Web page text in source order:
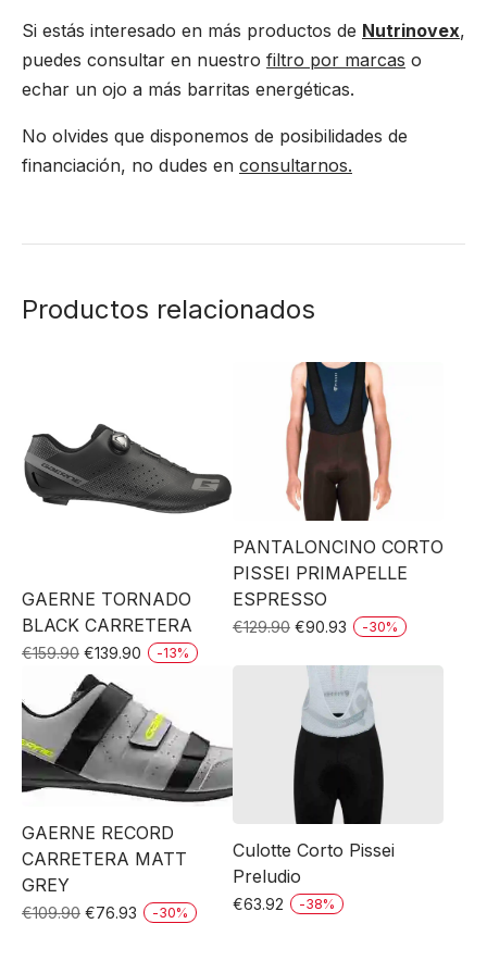
Si estás interesado en más productos de Nutrinovex,
puedes consultar en nuestro filtro por marcas o
echar un ojo a más barritas energéticas.
No olvides que disponemos de posibilidades de
financiación, no dudes en consultarnos.
Productos relacionados
GAERNE TORNADO
BLACK CARRETERA
€159.90 El
precio
original
era:
€159.90.
€139.90 El
actual
es:
€139.90.
-13%
producto
tiene
múltiples
variantes.
Las
opciones
se
pueden
PANTALONCINO CORTO
PISSEI PRIMAPELLE
ESPRESSO
€129.90 El
original
era:
€129.90.
€90.93 El
es:
€90.93.
-30%
múltiples
variantes.
Las
opciones
se
pueden
elegir
GAERNE RECORD
CARRETERA MATT
GREY
€109.90 El
€76.93 El -30%
Culotte Corto Pissei
Preludio
€63.92 -38%